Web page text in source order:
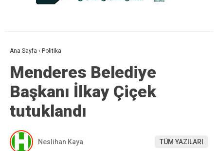
Ana Sayfa › Politika
Menderes Belediye
Başkanı İlkay Çiçek
tutuklandı
Neslihan Kaya TÜM YAZILARI